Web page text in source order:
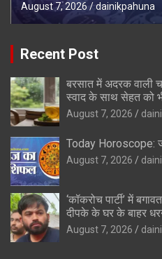
August 7, 2026 dainikpahuna
Recent Post
बरसात में अदरक वाली
स्वाद के साथ सेहत को
August 7, 2026
Today Horoscope:
August 7, 2026
‘कॉकरोच पार्टी’ में
दीपके के घर के बाहर
August 7, 2026